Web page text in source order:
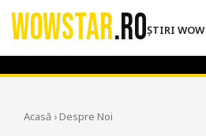
WOWSTAR.ROȘTIRI
Acasă ›Despre Noi